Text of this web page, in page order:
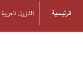
الرئيسية الشؤون العربية